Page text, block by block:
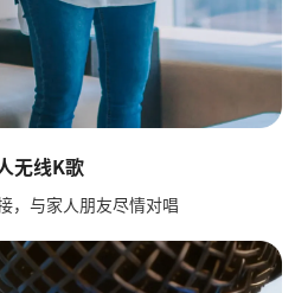
无线K歌
，与家人朋友尽情对唱